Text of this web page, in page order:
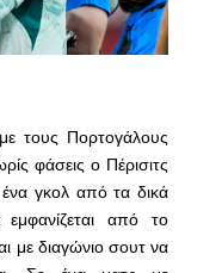
τους Πορτογάλους
φάσεις ο Πέρισιτς
γκολ από τα δικά
από το
με διαγώνιο σουτ να